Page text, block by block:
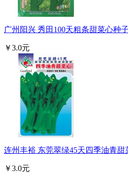
广州阳兴 秀田100天粗条甜菜心种
￥3.0元
连州丰裕 东莞翠绿45天四季油青甜
￥3.0元